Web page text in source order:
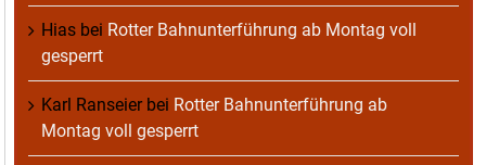
Hias bei Rotter Bahnunterführung ab Montag voll
gesperrt
Karl Ranseierbei Rotter Bahnunterführung ab
Montag voll gesperrt